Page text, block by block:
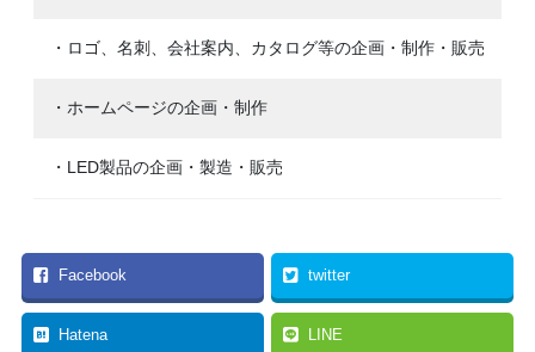
・ロゴ、名刺、会社案内、カタログ等の企画・制作・販売
・ホームページの企画・制作
・LED製品の企画・製造・販売
Facebook twitter
Hatena LINE